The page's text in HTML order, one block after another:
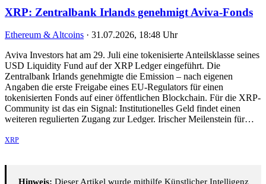
XRP: Zentralbank Irlands genehmigt Aviva-Fonds
Ethereum & Altcoins · 31.07.2026, 18:48 Uhr
Aviva Investors hat am 29. Juli eine tokenisierte Anteilsklasse seines
USD Liquidity Fund auf der XRP Ledger eingeführt. Die
Zentralbank Irlands genehmigte die Emission – nach eigenen
Angaben die erste Freigabe eines EU-Regulators für einen
tokenisierten Fonds auf einer öffentlichen Blockchain. Für die XRP-
Community ist das ein Signal: Institutionelles Geld findet einen
weiteren regulierten Zugang zur Ledger. Irischer Meilenstein für…
XRP
Hinweis: Dieser Artikel wurde mithilfe Künstlicher Intelligenz